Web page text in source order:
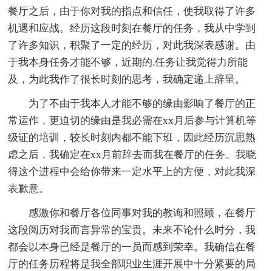
餐厅之后，由于你对我的指点和信任，使我取得了许多
机遇和应战。经历这段时刻在餐厅的任务，我从中学到
了许多知识，积聚了一定的经历，对此我深表感谢。由
于我本身任务才能不够，近期的.任务让我觉得力所能
及，为此我作了很长时刻的思考，我确定递上辞呈。
为了不由于我本人才能不够的缘由影响了餐厅的正
常运作，更迫切的缘由是我必需在xx月后参与计算机等
级证的培训，较长时刻内都不能下班，因此经历沉思熟
虑之后，我确定在xx月前辞去而我在餐厅的任务。我晓
得这个进程中会给你带来一定水平上的方便，对此我深
表歉意。
感激你和餐厅各位同事对我的教诲和照顾，在餐厅
这段阅历对我而言异常的宝贵。未来不论什么时分，我
都会以本身已经是餐厅的一员而感到荣幸。我确信在餐
厅的任务历程将是我全部职业生涯开展中十分紧要的局